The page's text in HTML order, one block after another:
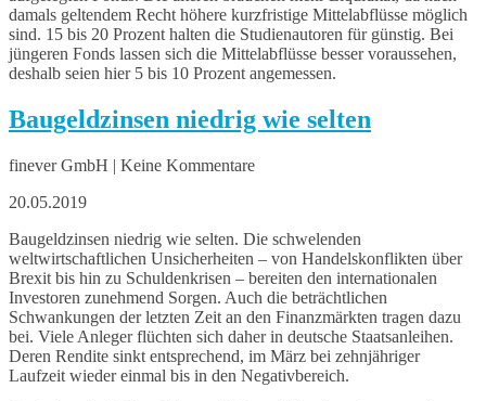
damals geltendem Recht höhere kurzfristige Mittelabflüsse möglich
sind. 15 bis 20 Prozent halten die Studienautoren für günstig. Bei
jüngeren Fonds lassen sich die Mittelabflüsse besser voraussehen,
deshalb seien hier 5 bis 10 Prozent angemessen.
Baugeldzinsen niedrig wie selten
finever GmbH | Keine Kommentare
20.05.2019
Baugeldzinsen niedrig wie selten. Die schwelenden
weltwirtschaftlichen Unsicherheiten – von Handelskonflikten über
Brexit bis hin zu Schuldenkrisen – bereiten den internationalen
Investoren zunehmend Sorgen. Auch die beträchtlichen
Schwankungen der letzten Zeit an den Finanzmärkten tragen dazu
bei. Viele Anleger flüchten sich daher in deutsche Staatsanleihen.
Deren Rendite sinkt entsprechend, im März bei zehnjähriger
Laufzeit wieder einmal bis in den Negativbereich.